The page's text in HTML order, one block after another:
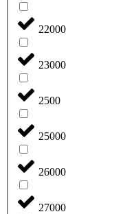
22000
23000
2500
25000
26000
27000